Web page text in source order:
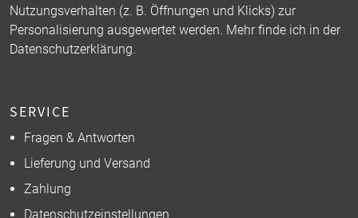
Nutzungsverhalten (z. B. Öffnungen und Klicks) zur
Personalisierung ausgewertet werden. Mehr finde ich in der
Datenschutzerklärung.
SERVICE
Fragen & Antworten
Lieferung und Versand
Zahlung
Datenschutzeinstellungen